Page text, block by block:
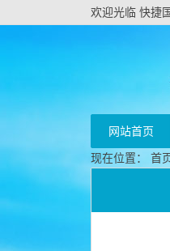
欢迎光临 快捷
网站首页
现在位置： 首